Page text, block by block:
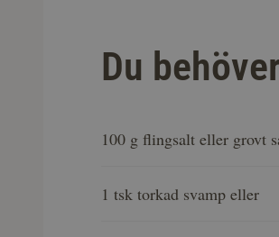
Du
100 g flingsalt eller grovt
1 tsk torkad svamp eller